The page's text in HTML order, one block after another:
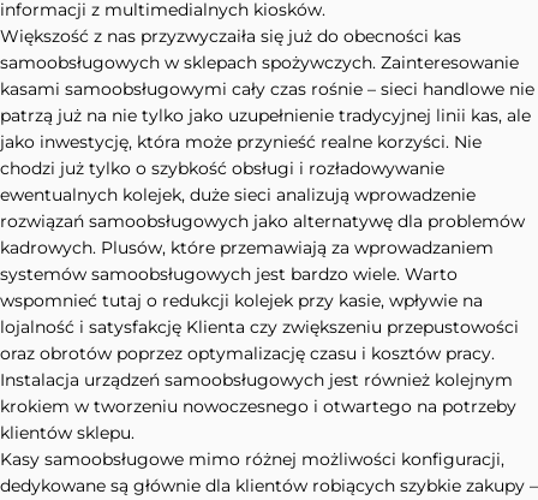
informacji z multimedialnych kiosków.
Większość z nas przyzwyczaiła się już do obecności kas
samoobsługowych w sklepach spożywczych. Zainteresowanie
kasami samoobsługowymi cały czas rośnie – sieci handlowe nie
patrzą już na nie tylko jako uzupełnienie tradycyjnej linii kas, ale
jako inwestycję, która może przynieść realne korzyści. Nie
chodzi już tylko o szybkość obsługi i rozładowywanie
ewentualnych kolejek, duże sieci analizują wprowadzenie
rozwiązań samoobsługowych jako alternatywę dla problemów
kadrowych. Plusów, które przemawiają za wprowadzaniem
systemów samoobsługowych jest bardzo wiele. Warto
wspomnieć tutaj o redukcji kolejek przy kasie, wpływie na
lojalność i satysfakcję Klienta czy zwiększeniu przepustowości
oraz obrotów poprzez optymalizację czasu i kosztów pracy.
Instalacja urządzeń samoobsługowych jest również kolejnym
krokiem w tworzeniu nowoczesnego i otwartego na potrzeby
klientów sklepu.
Kasy samoobsługowe mimo różnej możliwości konfiguracji,
dedykowane są głównie dla klientów robiących szybkie zakupy –